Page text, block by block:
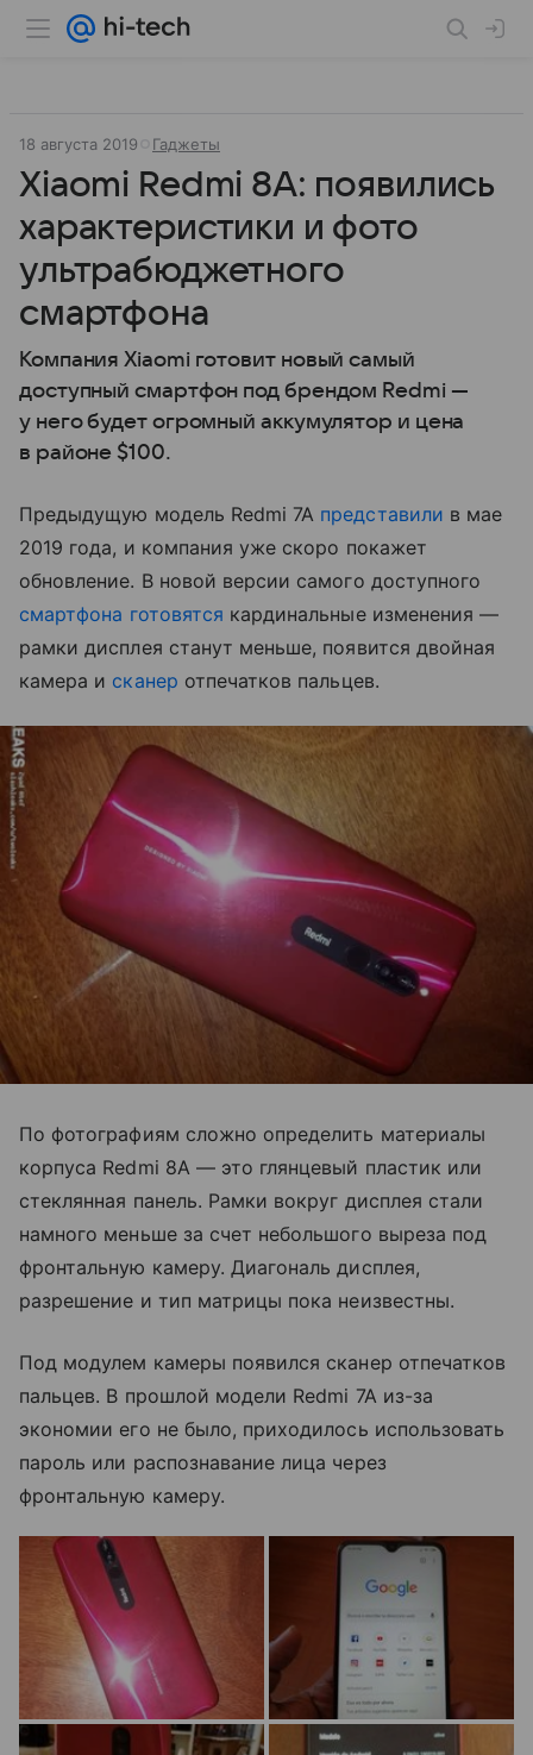
18 августа 2019 Гаджеты
Xiaomi Redmi 8A: появились
характеристики и фото
ультрабюджетного
смартфона
Компания Xiaomi готовит новый самый
доступный смартфон под брендом Redmi —
у него будет огромный аккумулятор и цена
в районе $100.
Предыдущую модель Redmi 7A представили в мае
2019 года, и компания уже скоро покажет
обновление. В новой версии самого доступного
смартфона готовятся кардинальные изменения —
рамки дисплея станут меньше, появится двойная
камера и сканер отпечатков пальцев.
По фотографиям сложно определить материалы
корпуса Redmi 8A — это глянцевый пластик или
стеклянная панель. Рамки вокруг дисплея стали
намного меньше за счет небольшого выреза под
фронтальную камеру. Диагональ дисплея,
разрешение и тип матрицы пока неизвестны.
Под модулем камеры появился сканер отпечатков
пальцев. В прошлой модели Redmi 7A из-за
экономии его не было, приходилось использовать
пароль или распознавание лица через
фронтальную камеру.